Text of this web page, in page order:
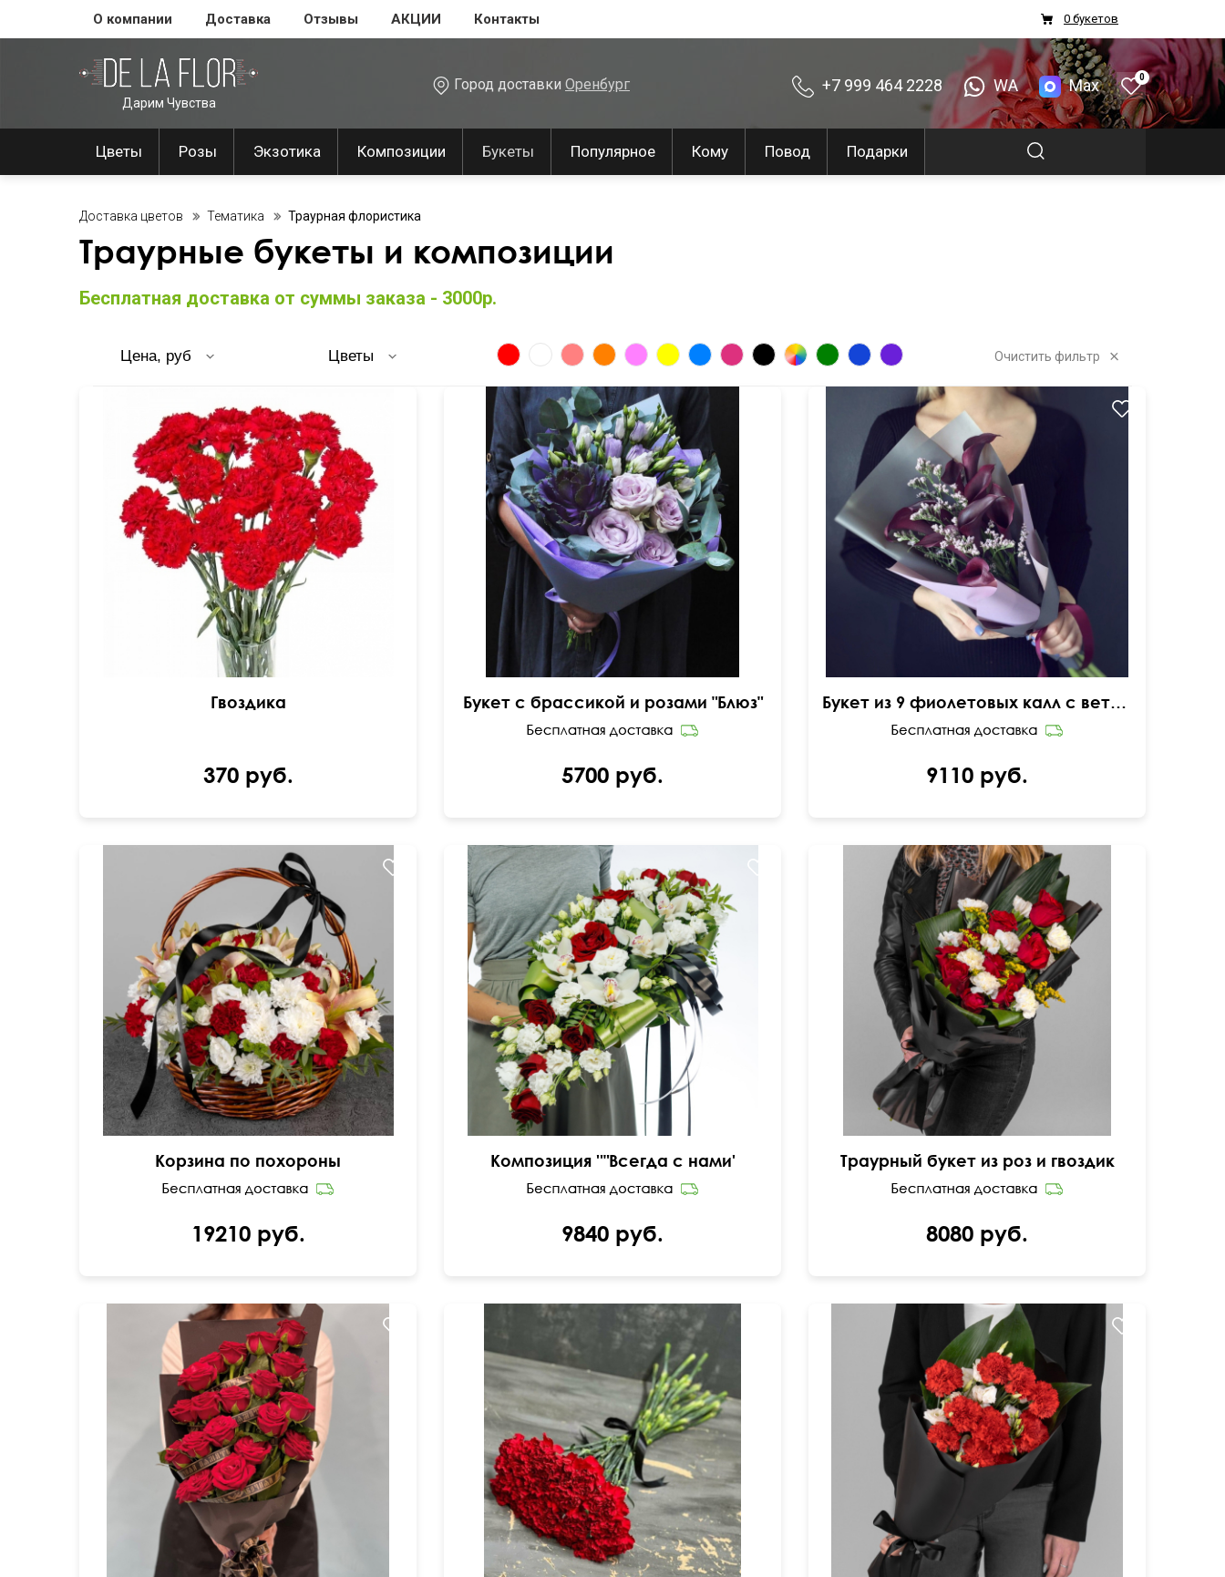
О компании Доставка Отзывы АКЦИИ Контакты 0 букетов
Дарим Чувства
Город доставки Оренбург +7 999 464 2228 WA Max 0
Цветы Розы Экзотика Композиции Букеты Популярное Кому Повод Подарки
Доставка цветов Тематика Траурная флористика
Траурные букеты и композиции
Бесплатная доставка от суммы заказа - 3000р.
Цена, руб Цветы Очистить фильтр
Одиночная гвоздика поштучно.
Гвоздика
370 руб.
Оригинальные сочетания
Букет с брассикой и розами "Блюз"
5700 руб.
Букет из 9 фиолетовых калл с ветками лимониума
9110 руб.
Хризантема, гвоздика, эвкалипт, лилия, оазис
Корзина по похороны
19210 руб.
Орхидеи, розы, эустомы, папоротник, фисташка,
ленты
Композиция ''"Всегда с нами'
9840 руб.
Темная матовая упаковка
Траурный букет из роз и гвоздик
8080 руб.
Цветы выложенны каскадом, добавлена
траурная лента
Под черную ленту Добавлены листья аспидистры